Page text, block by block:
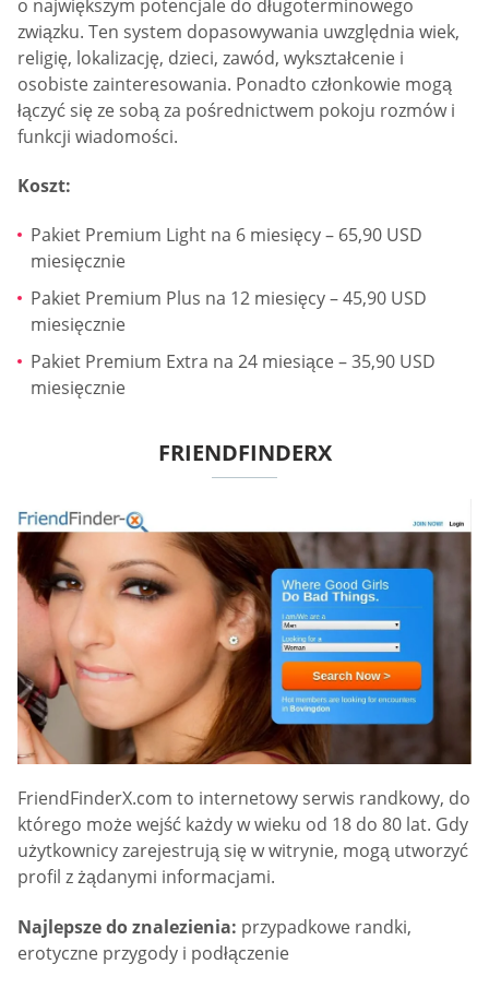
o największym potencjale do długoterminowego
związku. Ten system dopasowywania uwzględnia wiek,
religię, lokalizację, dzieci, zawód, wykształcenie i
osobiste zainteresowania. Ponadto członkowie mogą
łączyć się ze sobą za pośrednictwem pokoju rozmów i
funkcji wiadomości.
Koszt:
Pakiet Premium Light na 6 miesięcy – 65,90 USD
miesięcznie
Pakiet Premium Plus na 12 miesięcy – 45,90 USD
miesięcznie
Pakiet Premium Extra na 24 miesiące – 35,90 USD
miesięcznie
FRIENDFINDERX
FriendFinderX.com to internetowy serwis randkowy, do
którego może wejść każdy w wieku od 18 do 80 lat. Gdy
użytkownicy zarejestrują się w witrynie, mogą utworzyć
profil z żądanymi informacjami.
Najlepsze do znalezienia: przypadkowe randki,
erotyczne przygody i podłączenie